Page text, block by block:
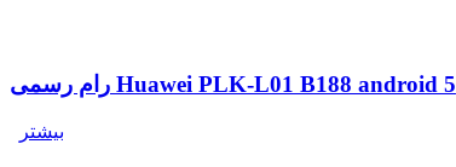
رام رسمی Huawei PLK-L01 B188 android 5
بیشتر